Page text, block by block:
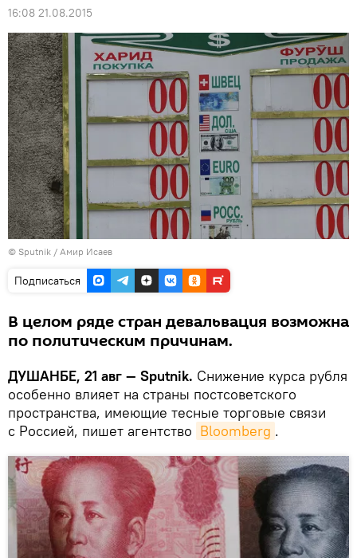
16:08 21.08.2015
© Sputnik / Амир Исаев
Подписаться
В целом ряде стран девальвация возможна
по политическим причинам.
ДУШАНБЕ, 21 авг — Sputnik. Снижение курса рубля
особенно влияет на страны постсоветского
пространства, имеющие тесные торговые связи
с Россией, пишет агентство Bloomberg .